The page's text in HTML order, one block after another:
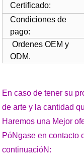
Certificado:
Condiciones de
pago:
Ordenes OEM y
ODM.
En caso de tener su
de arte y la cantidad
Haremos una Mejor
PóNgase en contacto
continuacióN: